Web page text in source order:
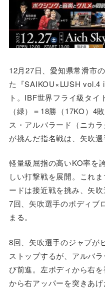
12月27日、愛知県常滑市
た『SAIKOU×LUSH vol.4
ト。IBF世界フライ級タイ
（緑）＝18勝（17KO）4
ス・アルバラード（ニカ
が挑んだ指名戦は、矢吹選
軽量級屈指の高いKO率を
しい打撃戦を展開。これ
ードは接近戦を挑み、矢
7回、矢吹選手のボディブ
まる。
8回、矢吹選手のジャブが
ストップするが、アルバ
び前進。左ボディから右
から右アッパーを突きあ